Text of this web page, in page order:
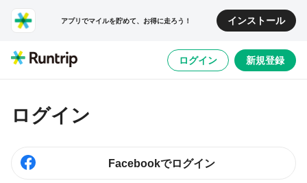
アプリでマイルを貯めて、お得に走ろう！ インストール
ログイン 新規登録
ログイン
Facebookでログイン